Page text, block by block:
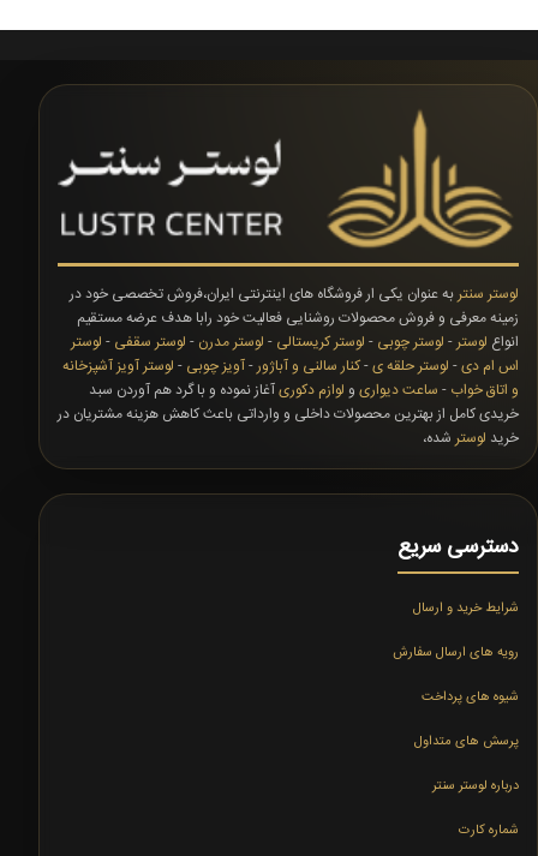
لوستر سنتر به عنوان یکی ار فروشگاه های اینترنتی ایران،فروش تخصصی خود در
زمینه معرفی و فروش محصولات روشنایی فعالیت خود رابا هدف عرضه مستقیم
انواع لوستر - لوستر چوبی - لوستر کریستالی - لوستر مدرن - لوستر سقفی - لوستر
اس ام دی- لوستر حلقه ی-کنار سالنی و آباژور-آویز چوبی - لوستر آویز آشپزخانه
و اتاق خواب - ساعت دیواری و لوازم دکوریآغاز نموده و با گرد هم آوردن سبد
خریدی کامل از بهترین محصولات داخلی و وارداتی باعث کاهش هزینه مشتریان در
خرید لوستر شده،
دسترسی سریع
شرایط خرید و ارسال
رویه های ارسال سفارش
شیوه های پرداخت
پرسش های متداول
درباره لوستر سنتر
شماره کارت